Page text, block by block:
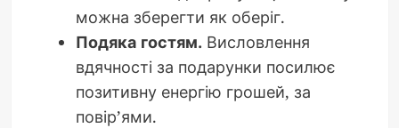
можна зберегти як оберіг.
Подяка гостям. Висловлення
вдячності за подарунки посилює
позитивну енергію грошей, за
повір’ями.